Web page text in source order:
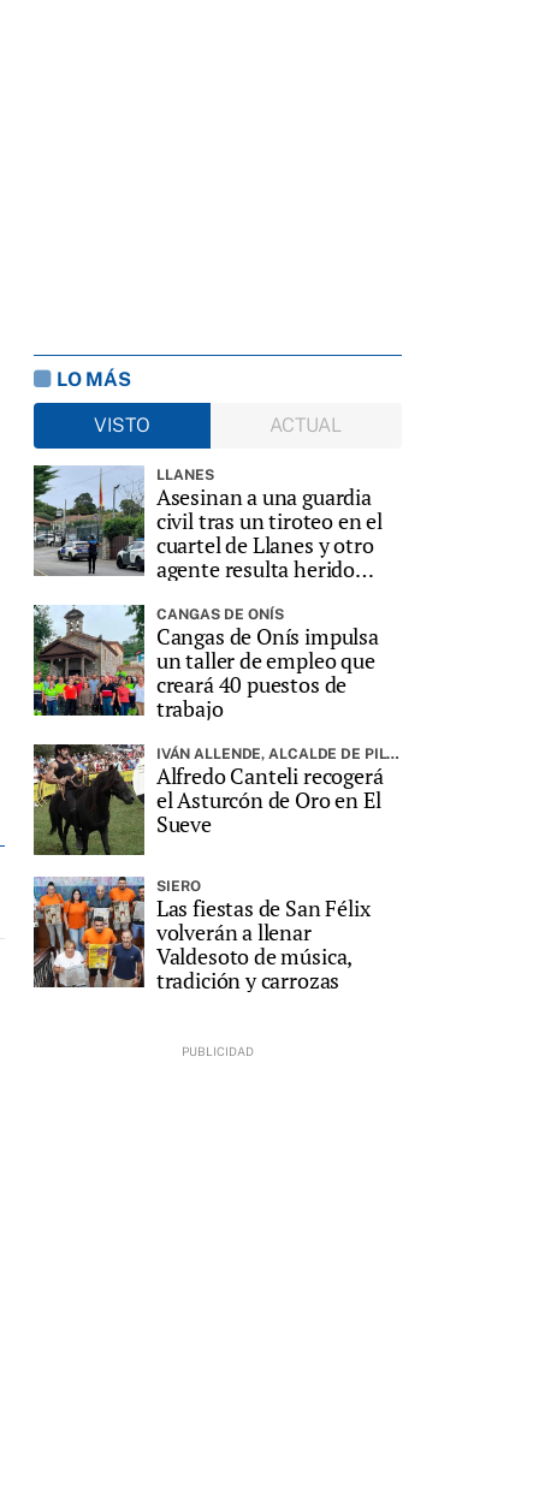
LO MÁS
VISTO
ACTUAL
LLANES
Asesinan a una guardia
civil tras un tiroteo en el
cuartel de Llanes y otro
agente resulta herido
CANGAS DE ONÍS
Cangas de Onís impulsa
un taller de empleo que
creará 40 puestos de
trabajo
IVÁN ALLENDE, ALCALDE DE PILOÑA, PREGONARÁ LA FIESTA
Alfredo Canteli recogerá
el Asturcón de Oro en El
Sueve
SIERO
Las fiestas de San Félix
volverán a llenar
Valdesoto de música,
tradición y carrozas